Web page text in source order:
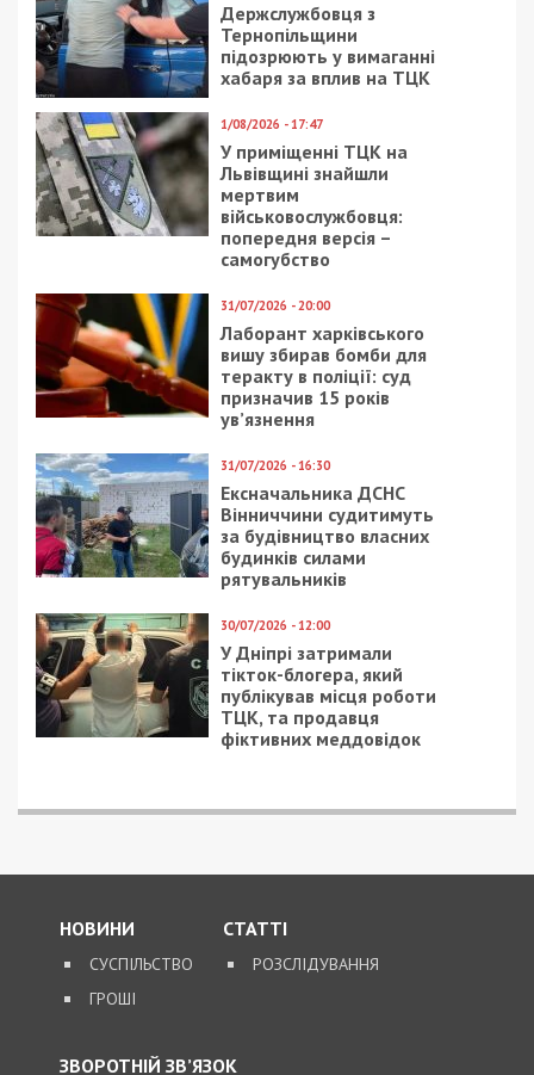
Держслужбовця з
Тернопільщини
підозрюють у вимаганні
хабаря за вплив на ТЦК
1/08/2026 - 17:47
У приміщенні ТЦК на
Львівщині знайшли
мертвим
військовослужбовця:
попередня версія –
самогубство
31/07/2026 - 20:00
Лаборант харківського
вишу збирав бомби для
теракту в поліції: суд
призначив 15 років
ув’язнення
31/07/2026 - 16:30
Ексначальника ДСНС
Вінниччини судитимуть
за будівництво власних
будинків силами
рятувальників
30/07/2026 - 12:00
У Дніпрі затримали
тікток-блогера, який
публікував місця роботи
ТЦК, та продавця
фіктивних меддовідок
НОВИНИ
СУСПІЛЬСТВО
ГРОШІ
СТАТТІ
РОЗСЛІДУВАННЯ
ЗВОРОТНІЙ ЗВ’ЯЗОК